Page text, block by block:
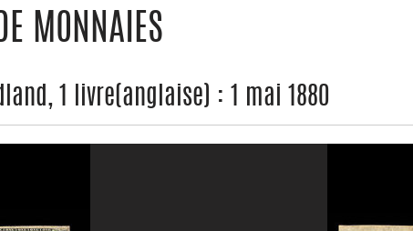
MONNAIES
1 livre(anglaise) : 1 mai 1880